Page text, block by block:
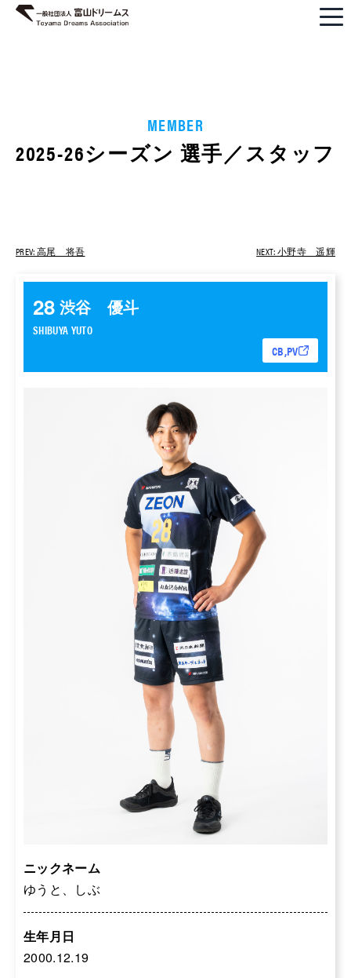
MEMBER
2025-26シーズン 選手／スタッフ
PREV: 高尾 将吾 NEXT: 小野寺 遥輝
28 渋⾕ 優⽃
SHIBUYA YUTO
CB,PV
ニックネーム
ゆうと、しぶ
生年月日
2000.12.19